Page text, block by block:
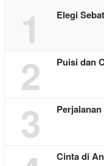
1 Elegi
2 Puisi dan
3
Cinta di